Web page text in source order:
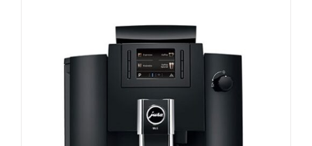
Espressomasin JURA WE6